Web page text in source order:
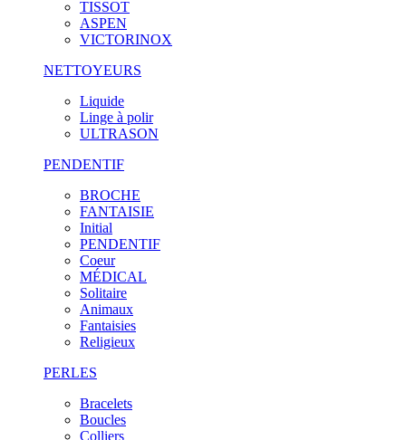
TISSOT
ASPEN
VICTORINOX
NETTOYEURS
Liquide
Linge à polir
ULTRASON
PENDENTIF
BROCHE
FANTAISIE
Initial
PENDENTIF
Coeur
MÉDICAL
Solitaire
Animaux
Fantaisies
Religieux
PERLES
Bracelets
Boucles
Colliers